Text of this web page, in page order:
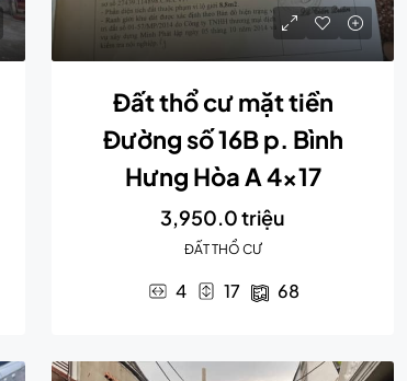
Đất thổ cư mặt tiền
Đường số 16B p. Bình
Hưng Hòa A 4×17
3,950.0 triệu
ĐẤT THỔ CƯ
4 17 68